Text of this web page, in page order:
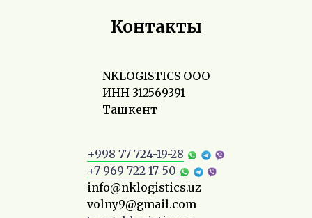
Контакты
NKLOGISTICS ООО
ИНН 312569391
Ташкент
+998 77 724-19-28
+7 969 722-17-50
info@nklogistics.uz
volny9@gmail.com